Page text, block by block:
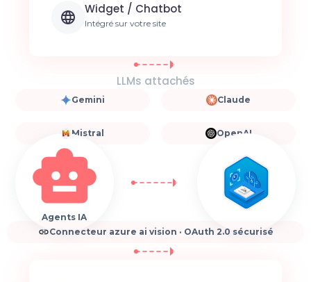
Widget / Chatbot
Intégré sur votre site
LLMs attachés
Gemini Claude
Mistral OpenAI
Agents IA
Connecteur azure ai vision · OAuth 2.0 sécurisé